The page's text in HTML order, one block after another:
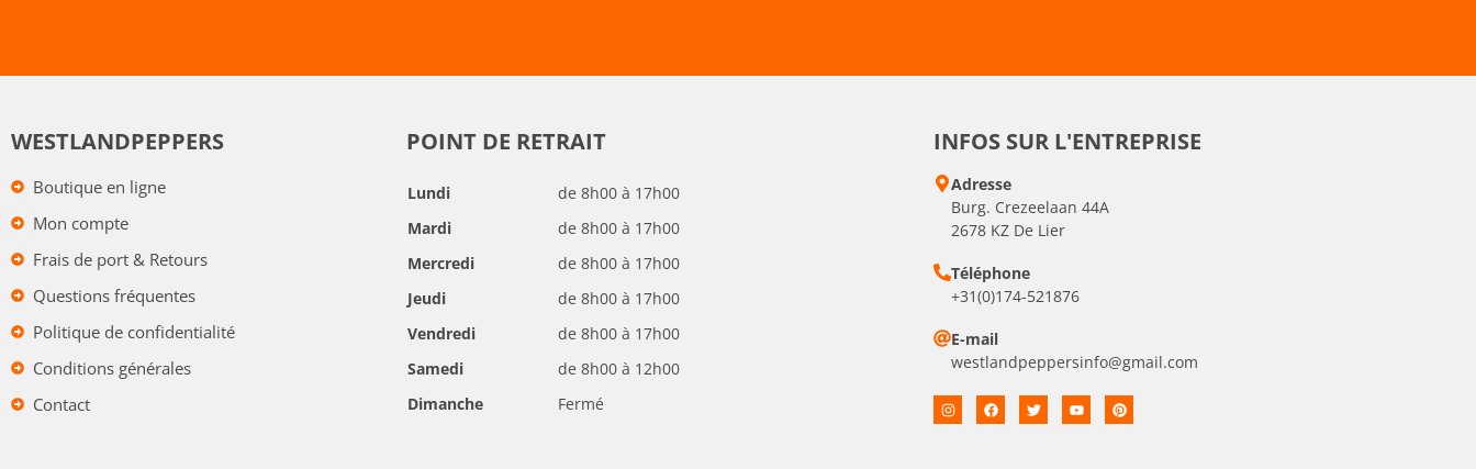
WESTLANDPEPPERS
Boutique en ligne
Mon compte
Frais de port & Retours
Questions fréquentes
Politique de confidentialité
Conditions générales
Contact
POINT DE RETRAIT
Lundi
de 8h00 à 17h00
Mardi
de 8h00 à 17h00
Mercredi
de 8h00 à 17h00
Jeudi
de 8h00 à 17h00
Vendredi
de 8h00 à 17h00
Samedi
de 8h00 à 12h00
Dimanche
Fermé
INFOS SUR L'ENTREPRISE
Adresse
Burg. Crezeelaan 44A
2678 KZ De Lier
Téléphone
+31(0)174-521876
E-mail
westlandpeppersinfo@gmail.com